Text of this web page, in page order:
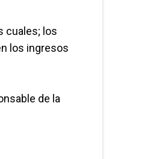
cuales; los
los ingresos
de la